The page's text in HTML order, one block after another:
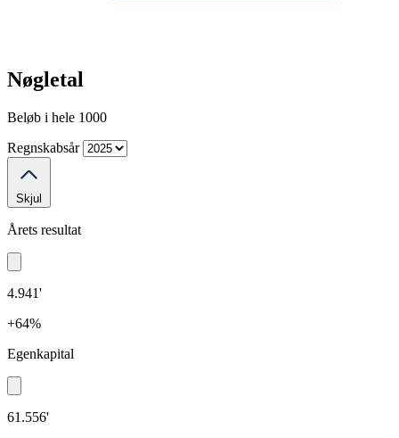
Nøgletal
Beløb i hele 1000
Regnskabsår
Skjul
Årets resultat
4.941'
+64%
Egenkapital
61.556'